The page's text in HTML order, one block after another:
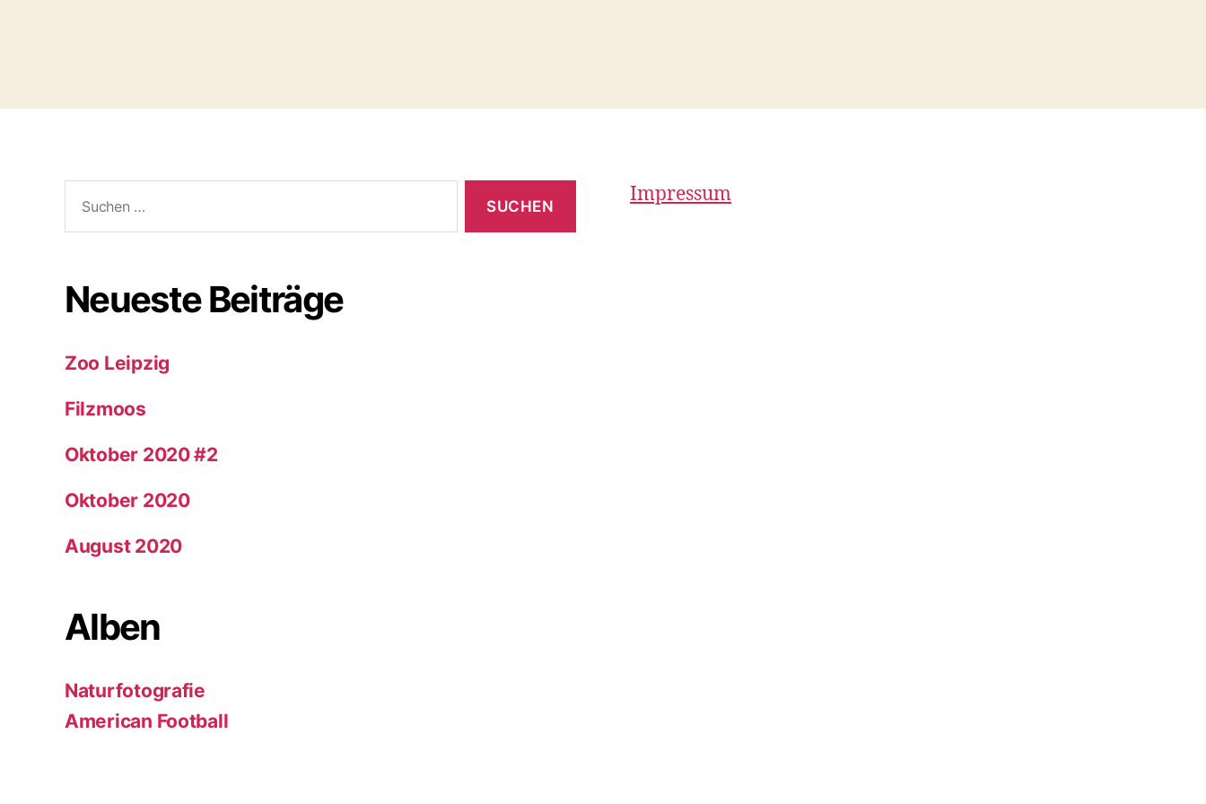
nach:
Neueste Beiträge
Zoo Leipzig
Filzmoos
Oktober 2020 #2
Oktober 2020
August 2020
Alben
Naturfotografie
American Football
Impressum